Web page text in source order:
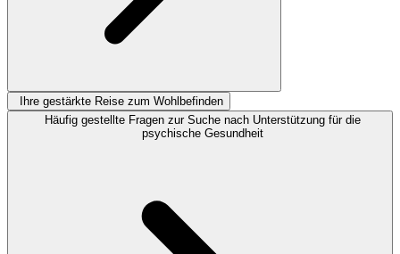
Ihre gestärkte Reise zum Wohlbefinden
Häufig gestellte Fragen zur Suche nach Unterstützung für die
psychische Gesundheit